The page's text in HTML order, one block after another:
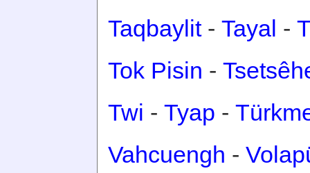
Taqbaylit- Tayal -
Tok Pisin -
Twi - Tyap -
Vahcuengh -